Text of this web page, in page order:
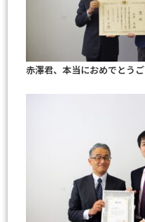
赤澤君、本当におめでとう